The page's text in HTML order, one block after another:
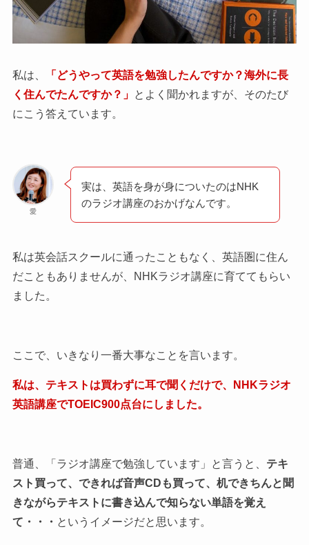
私は、
「どうやって英語を勉強したんですか？海外に長
く住んでたんですか？」 とよく聞かれますが、そのたび
にこう答えています。
愛
実は、英語を身が身についたのはNHK
のラジオ講座のおかげなんです。
私は英会話スクールに通ったこともなく、英語圏に住ん
だこともありませんが、NHKラジオ講座に育ててもらい
ました。
ここで、いきなり一番大事なことを言います。
私は、テキストは買わずに耳で聞くだけで、NHKラジオ
英語講座でTOEIC900点台にしました。
普通、「ラジオ講座で勉強しています」と言うと、 テキ
スト買って、できれば音声CDも買って、机できちんと聞
きながらテキストに書き込んで知らない単語を覚え
て・・・ というイメージだと思います。